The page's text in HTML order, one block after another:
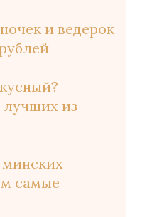
и ведерок
лучших из
минских
самые